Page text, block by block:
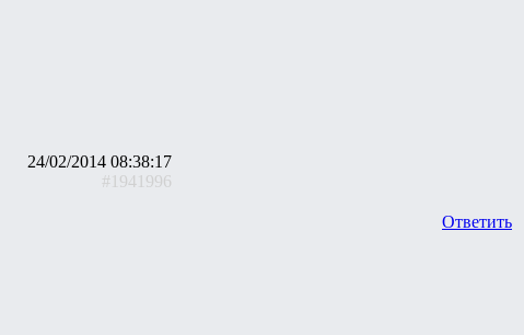
24/02/2014 08:38:17
#1941996
Ответить